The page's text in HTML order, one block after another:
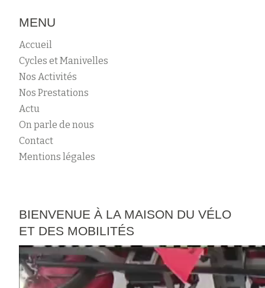
MENU
Accueil
Cycles et Manivelles
Nos Activités
Nos Prestations
Actu
On parle de nous
Contact
Mentions légales
BIENVENUE À LA MAISON DU VÉLO
ET DES MOBILITÉS